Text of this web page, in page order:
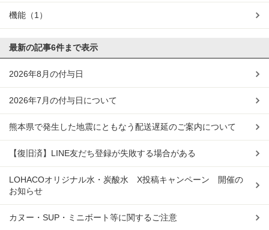
機能 （1）
最新の記事6件まで表示
2026年8月の付与日
2026年7月の付与日について
熊本県で発生した地震にともなう配送遅延のご案内について
【復旧済】LINE友だち登録が失敗する場合がある
LOHACOオリジナル水・炭酸水 X投稿キャンペーン 開催の
お知らせ
カヌー・SUP・ミニボート等に関するご注意